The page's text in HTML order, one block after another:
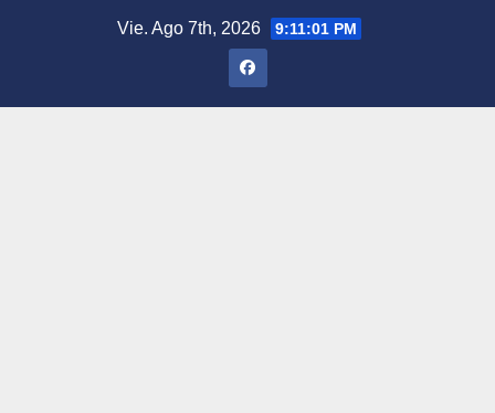
Vie. Ago 7th, 2026 9:11:02 PM